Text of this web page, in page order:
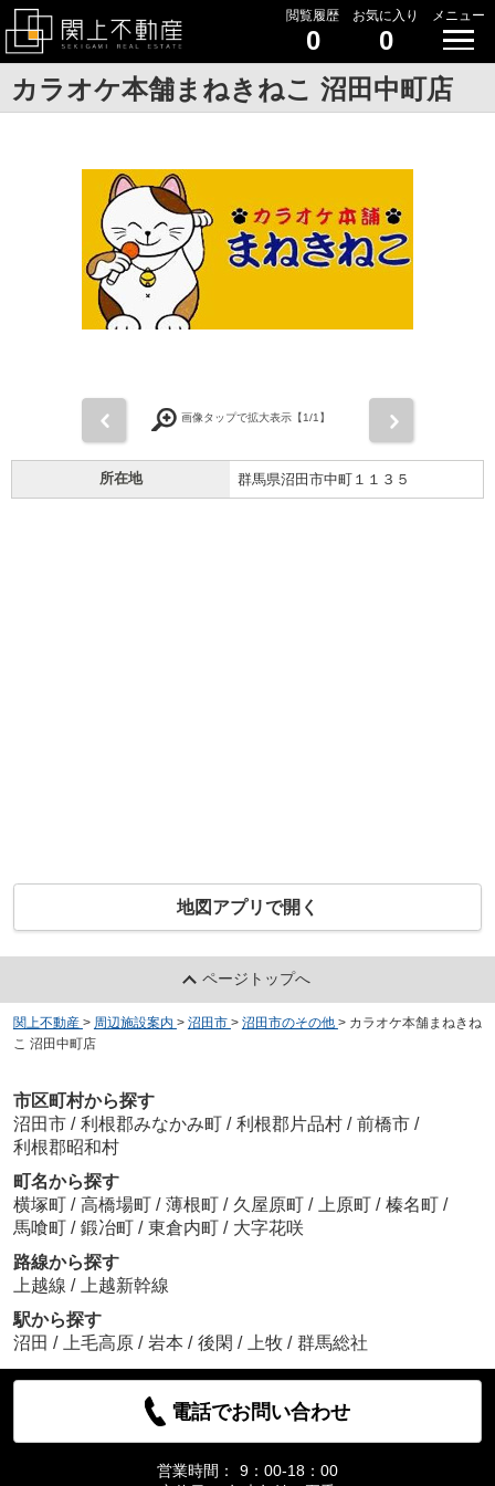
閲覧履歴
0
お気に入り
0
メニュー
カラオケ本舗まねきねこ 沼田中町店
画像タップで拡大表示【1/1】
所在地 群馬県沼田市中町１１３５
地図アプリで開く
ページトップへ
関上不動産 > 周辺施設案内 > 沼田市 > 沼田市のその他 > カラオケ本舗まねきね
こ 沼田中町店
市区町村から探す
沼田市 / 利根郡みなかみ町 / 利根郡片品村 / 前橋市 /
利根郡昭和村
町名から探す
横塚町 / 高橋場町 / 薄根町 / 久屋原町 / 上原町 / 榛名町 /
馬喰町 / 鍛冶町 / 東倉内町 / 大字花咲
路線から探す
上越線 /
上越新幹線
駅から探す
沼田 / 上毛高原 / 岩本 / 後閑 / 上牧 / 群馬総社
電話でお問い合わせ
営業時間：
9：00-18：00